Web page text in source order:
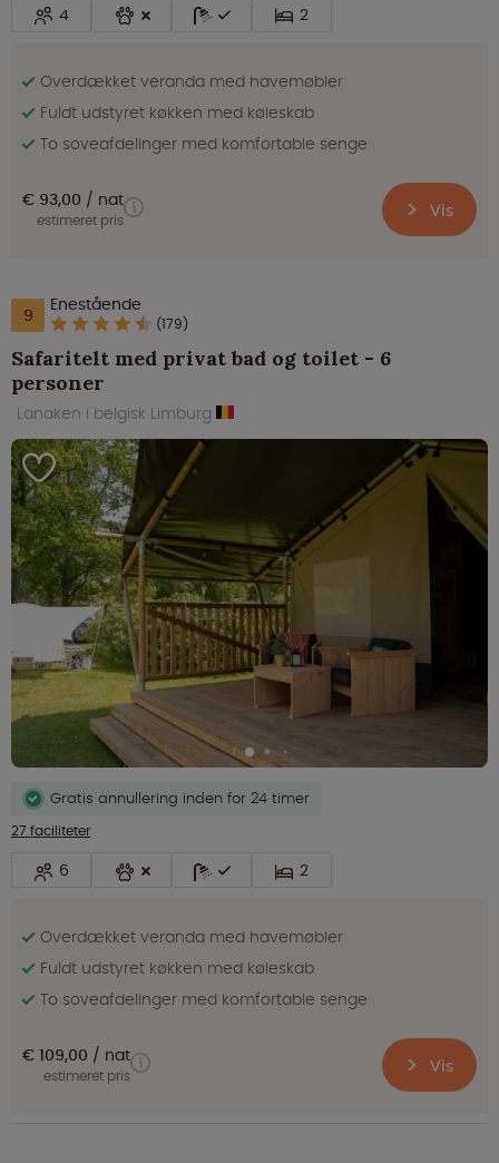
4 2
Overdækket veranda med havemøbler
Fuldt udstyret køkken med køleskab
To soveafdelinger med komfortable senge
€ 93,00 nat
estimeret pris Vis
9 Enestående
(179)
Safaritelt med privat bad og toilet - 6
personer
Lanaken i belgisk Limburg
Gratis annullering inden for 24 timer
27 faciliteter
6 2
Overdækket veranda med havemøbler
Fuldt udstyret køkken med køleskab
To soveafdelinger med komfortable senge
€ 109,00 nat
estimeret pris Vis